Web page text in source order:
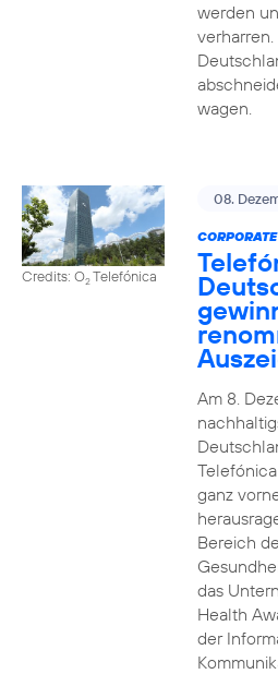
werden
verharren.
wagen.
Credits: O2Telefónica
08.
Am 8.
ganz
Bereich
das
Health
der